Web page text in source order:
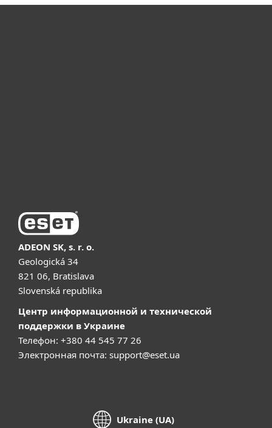
ADEON SK, s. r. o.
Geologická 34
821 06, Bratislava
Slovenská republika
Центр информационной и технической
поддержки в Украине
Телефон: +380 44 545 77 26
Электронная почта: support@eset.ua
Ukraine (UA)